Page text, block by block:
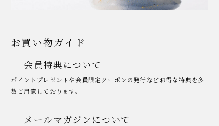
お買い物ガイド
会員特典について
ポイントプレゼントや会員限定クーポンの発行などお得な特典を多
数ご用意しております。
メールマガジンについて